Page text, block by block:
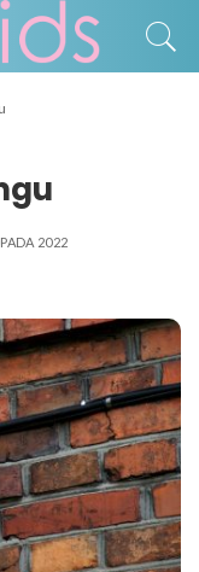
2022